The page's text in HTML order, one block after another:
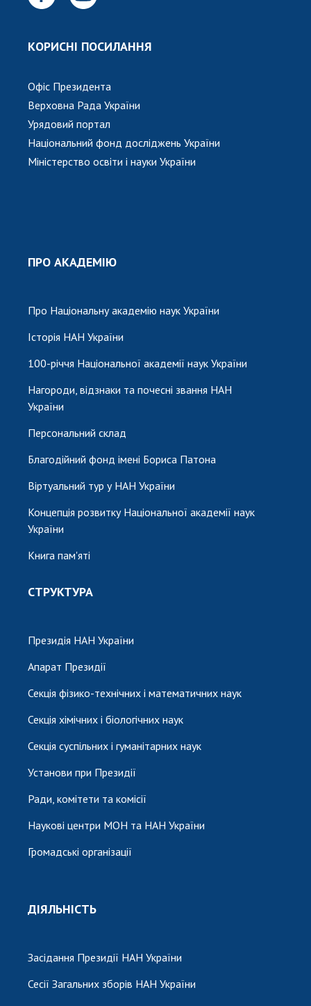
КОРИСНІ ПОСИЛАННЯ
Офіс Президента
Верховна Рада України
Урядовий портал
Національний фонд досліджень України
Міністерство освіти і науки України
ПРО АКАДЕМІЮ
Про Національну академію наук України
Історія НАН України
100-річчя Національної академії наук України
Нагороди, відзнаки та почесні звання НАН
України
Персональний склад
Благодійний фонд імені Бориса Патона
Віртуальний тур у НАН України
Концепція розвитку Національної академії наук
України
Книга пам'яті
СТРУКТУРА
Президія НАН України
Апарат Президії
Секція фізико-технічних і математичних наук
Секція хімічних і біологічних наук
Секція суспільних і гуманітарних наук
Установи при Президії
Ради, комітети та комісії
Наукові центри МОН та НАН України
Громадські організації
ДІЯЛЬНІСТЬ
Засідання Президії НАН України
Сесії Загальних зборів НАН України